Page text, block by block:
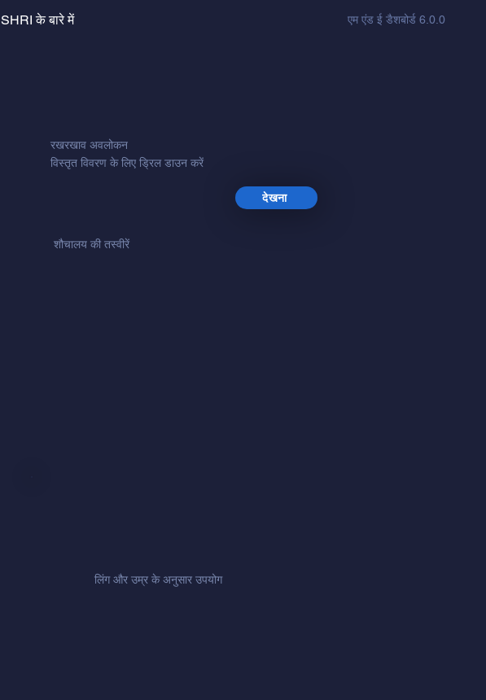
SHRI के बारे में एम एंड ई डैशबोर्ड 6 .0 .0
रखरखाव अवलोकन
विस्तृत विवरण के लिए ड्रिल डाउन करें
देखना
शौचालय की तस्वीरें
लिंग और उम्र के अनुसार उपयोग